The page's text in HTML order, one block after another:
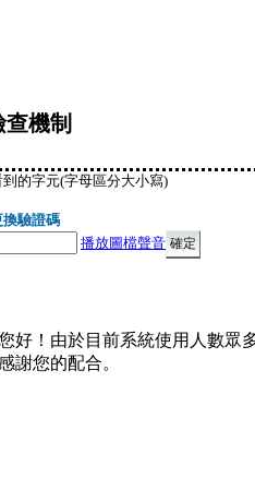
機制
的字元(字母區分大小寫)
換驗證碼
播放圖檔聲音
好！由於目前系統使用人數眾
謝您的配合。